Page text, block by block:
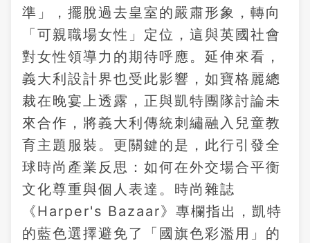
準」，擺脫過去皇室的嚴肅形象，轉向
「可親職場女性」定位，這與英國社會
對女性領導力的期待呼應。延伸來看，
義大利設計界也受此影響，如寶格麗總
裁在晚宴上透露，正與凱特團隊討論未
來合作，將義大利傳統刺繡融入兒童教
育主題服裝。更關鍵的是，此行引發全
球時尚產業反思：如何在外交場合平衡
文化尊重與個人表達。時尚雜誌
《Harper's Bazaar》專欄指出，凱特
的藍色選擇避免了「國旗色彩濫用」的